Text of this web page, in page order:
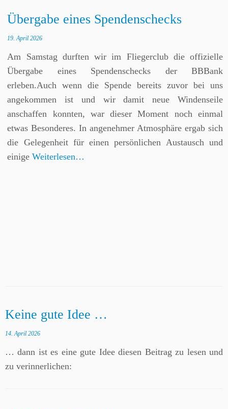
Übergabe eines Spendenschecks
19. April 2026
Am Samstag durften wir im Fliegerclub die offizielle
Übergabe eines Spendenschecks der BBBank
erleben.Auch wenn die Spende bereits zuvor bei uns
angekommen ist und wir damit neue Windenseile
anschaffen konnten, war dieser Moment noch einmal
etwas Besonderes. In angenehmer Atmosphäre ergab sich
die Gelegenheit für einen persönlichen Austausch und
einigeWeiterlesen…
Keine gute Idee …
14. April 2026
… dann ist es eine gute Idee diesen Beitrag zu lesen und
zu verinnerlichen: